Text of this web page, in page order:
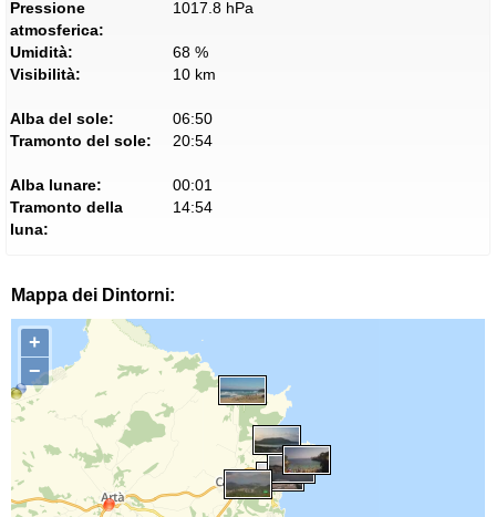
Pressione
atmosferica:
1017.8 hPa
Umidità:
68 %
Visibilità:
10 km
Alba del sole:
06:50
Tramonto del sole:
20:54
Alba lunare:
00:01
Tramonto della
luna:
14:54
Mappa dei Dintorni:
+
−